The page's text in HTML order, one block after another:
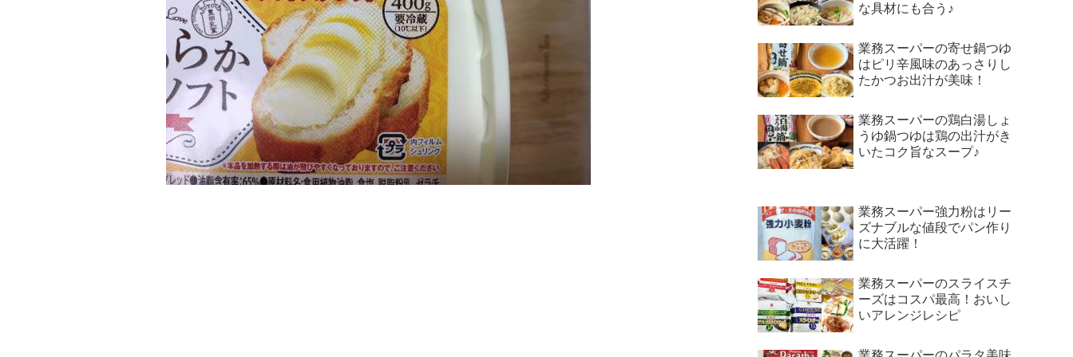
な具材にも合う♪
業務スーパーの寄せ鍋つゆ
はピリ辛風味のあっさりし
たかつお出汁が美味！
業務スーパーの鶏白湯しょ
うゆ鍋つゆは鶏の出汁がき
いたコク旨なスープ♪
業務スーパー強力粉はリー
ズナブルな値段でパン作り
に大活躍！
業務スーパーのスライスチ
ーズはコスパ最高！おいし
いアレンジレシピ